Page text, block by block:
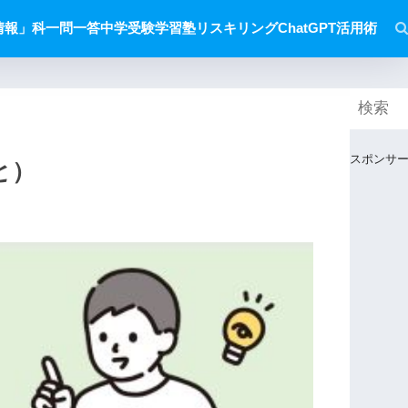
報」科一問一答中学受験学習塾リスキリングChatGPT活用術
スポンサ